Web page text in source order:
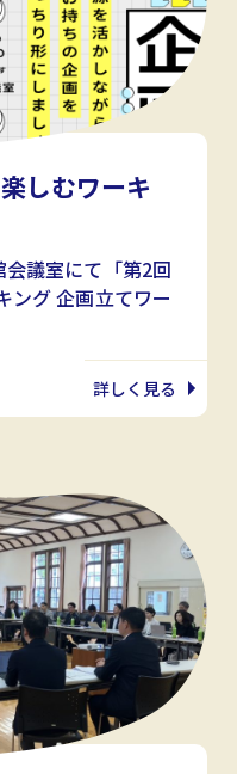
しむワーキ
議室にて「第2回
ング 企画立てワー
詳しく見る